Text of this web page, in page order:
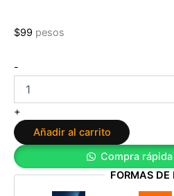
$99 pesos
-
crush
imperfecto
de
Silvia
Paredes
cantidad
+
Añadir al carrito
Compra
FORMAS DE